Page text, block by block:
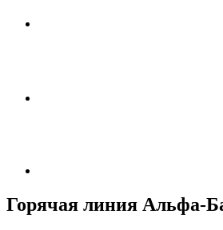
Горячая линия Альфа-